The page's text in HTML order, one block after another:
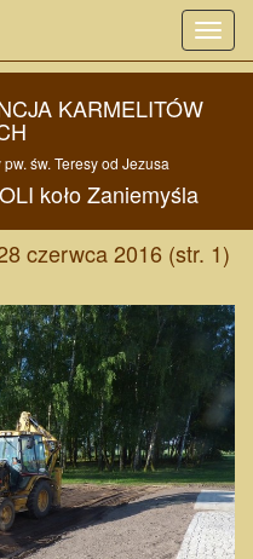
KARMELITÓW
św. Teresy od Jezusa
kołoZaniemyśla
czerwca 2016 (str. 1)